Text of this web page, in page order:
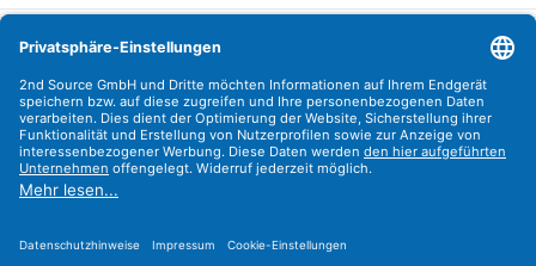
Versandarten
Zahlungsarten
Sicher Einkaufen
Find us on